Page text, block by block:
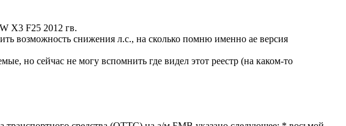
X3 F25 2012 гв.
возможность снижения л.с., на сколько помню именно ае версия
но сейчас не могу вспомнить где видел этот реестр (на каком-то